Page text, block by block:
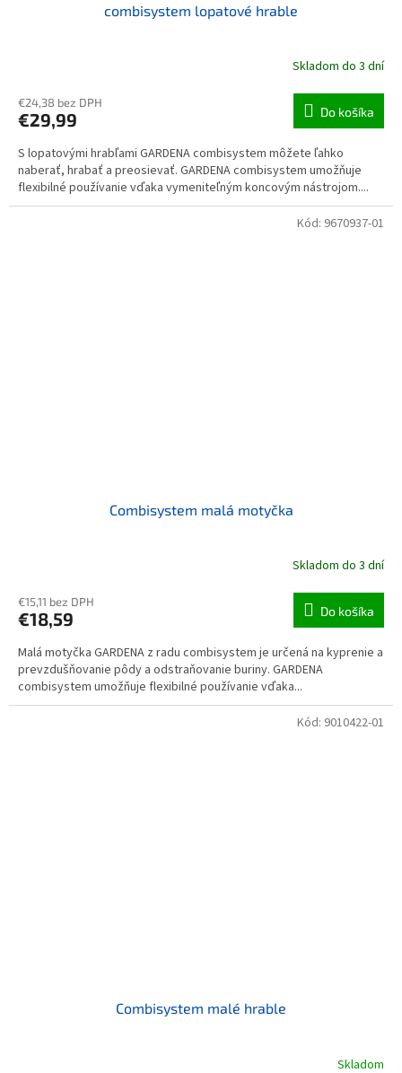
combisystem lopatové hrable
Skladom do 3 dní
€24,38 bez DPH
€29,99 Do košíka
S lopatovými hrabľami GARDENA combisystem môžete ľahko
naberať, hrabať a preosievať. GARDENA combisystem umožňuje
flexibilné používanie vďaka vymeniteľným koncovým nástrojom....
Combisystem malá motyčka
Skladom do 3 dní
€15,11 bez DPH
€18,59 Do košíka
Malá motyčka GARDENA z radu combisystem je určená na kyprenie a
prevzdušňovanie pôdy a odstraňovanie buriny. GARDENA
combisystem umožňuje flexibilné používanie vďaka...
Kód: 9670937-01
Combisystem malé hrable
Skladom
Kód: 9010422-01